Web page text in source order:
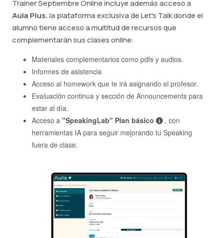
Trainer Septiembre Online incluye además acceso a
Aula Plus, la plataforma exclusiva de Let's Talk donde el
alumno tiene acceso a multitud de recursos que
complementarán sus clases online:
Materiales complementarios como pdfs y audios.
Informes de asistencia
Acceso al homework que te irá asignando el profesor.
Evaluación continua y sección de Announcements para
estar al día.
Acceso a "SpeakingLab" Plan básico
, con
herramientas IA para seguir mejorando tu Speaking
fuera de clase.